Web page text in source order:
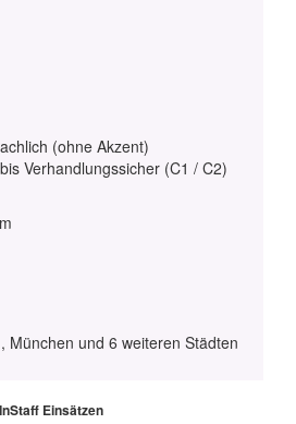
(ohne Akzent)
Verhandlungssicher (C1 / C2)
München und 6 weiteren Städten
Einsätzen